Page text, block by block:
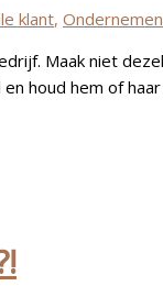
klant, Ondernemen
Maak niet
houd hem of